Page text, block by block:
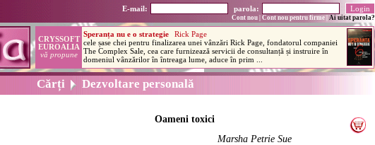
E-mail: parola:
Cont nou Cont nou pentru firme Ai uitat parola?
Cărți Dezvoltare personală
Oameni toxici
Marsha Petrie Sue